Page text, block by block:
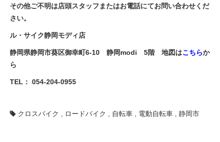
その他ご不明は店頭スタッフまたはお電話にてお問い合わせくだ
さい。
ル・サイク静岡モディ店
静岡県静岡市葵区御幸町6-10 静岡modi 5階 地図はこちらか
ら
TEL： 054-204-0955
クロスバイク ロードバイク 自転車 電動自転車 静岡市